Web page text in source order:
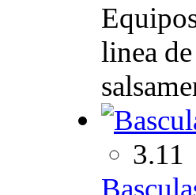
linea
3.11